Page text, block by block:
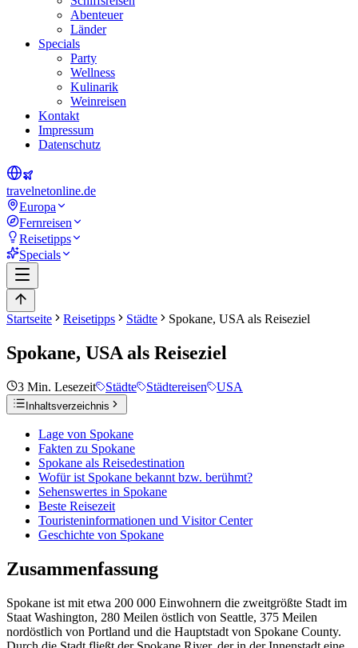
Abenteuer
Länder
Specials
Party
Wellness
Kulinarik
Weinreisen
Kontakt
Impressum
Datenschutz
travelnetonline.de
Europa
Fernreisen
Reisetipps
Specials
Startseite Reisetipps Städte Spokane, USA als Reiseziel
Spokane, USA als Reiseziel
3 Min. Lesezeit Städte Städtereisen USA
Inhaltsverzeichnis
Lage von Spokane
Fakten zu Spokane
Spokane als Reisedestination
Wofür ist Spokane bekannt bzw. berühmt?
Sehenswertes in Spokane
Beste Reisezeit
Touristeninformationen und Visitor Center
Geschichte von Spokane
Zusammenfassung
Spokane ist mit etwa 200 000 Einwohnern die zweitgrößte Stadt im
Staat Washington, 280 Meilen östlich von Seattle, 375 Meilen
nordöstlich von Portland und die Hauptstadt von Spokane County.